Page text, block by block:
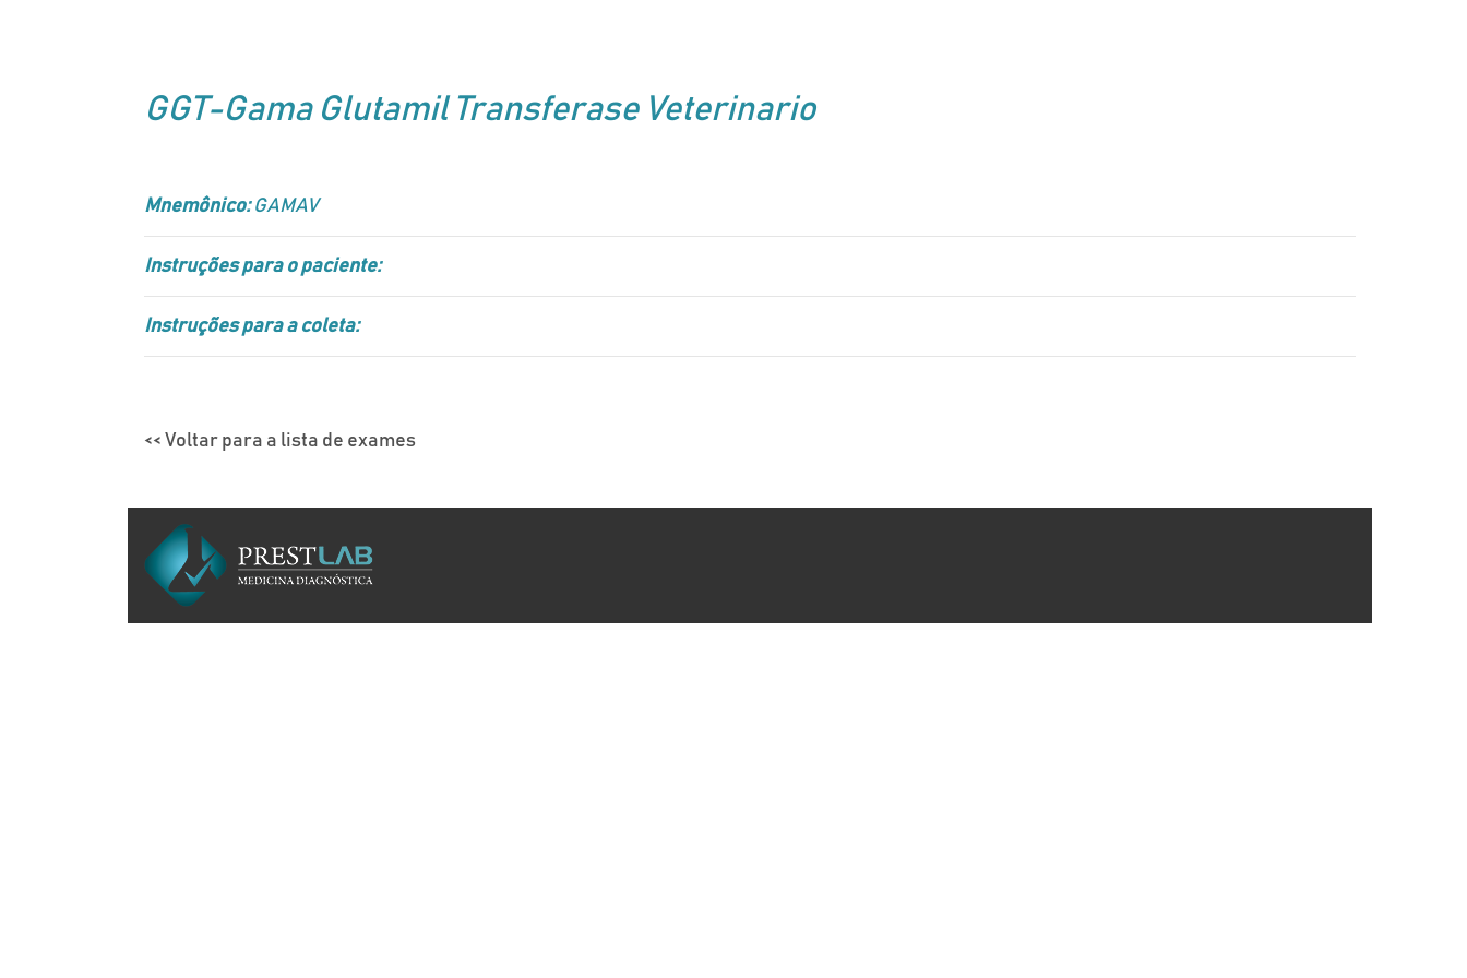
GGT-Gama Glutamil Transferase Veterinario
Mnemônico:GAMAV
Instruções para o paciente:
Instruções para a coleta:
<< Voltar para a lista de exames